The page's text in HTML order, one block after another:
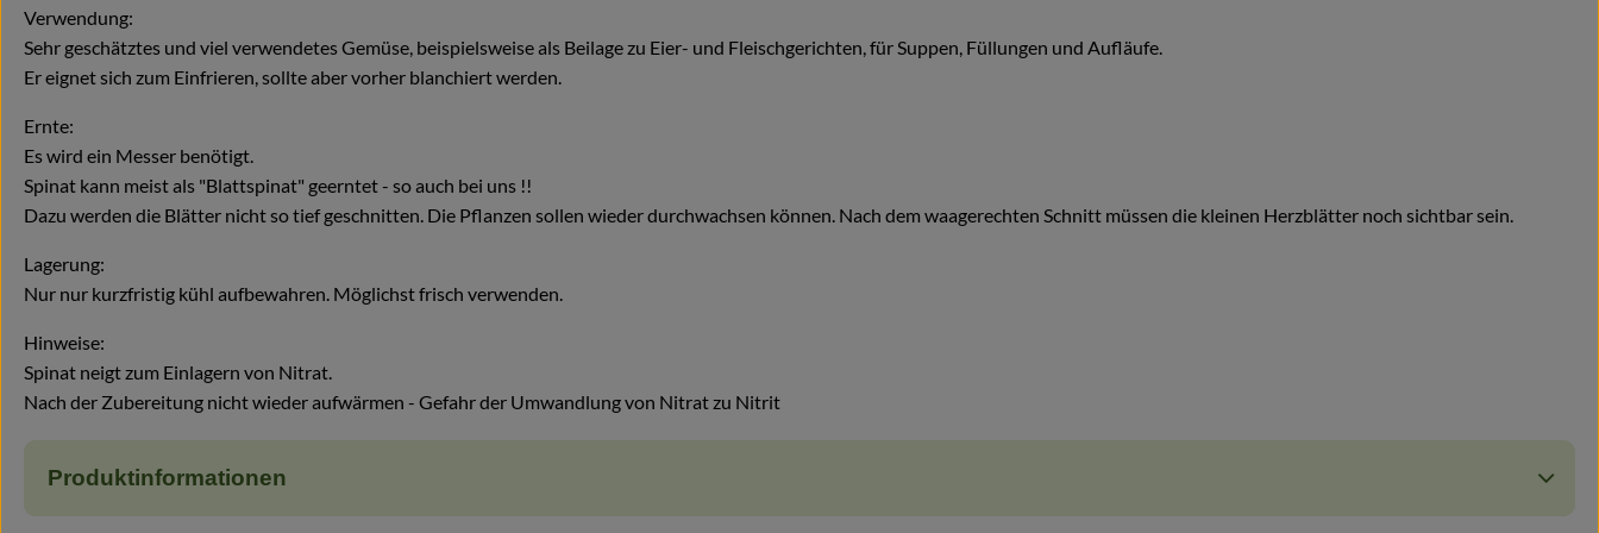
Verwendung:
Sehr geschätztes und viel verwendetes Gemüse, beispielsweise als Beilage zu Eier- und Fleischgerichten, für Suppen, Füllungen und Aufläufe.
Er eignet sich zum Einfrieren, sollte aber vorher blanchiert werden.
Ernte:
Es wird ein Messer benötigt.
Spinat kann meist als "Blattspinat" geerntet - so auch bei uns !!
Dazu werden die Blätter nicht so tief geschnitten. Die Pflanzen sollen wieder durchwachsen können. Nach dem waagerechten Schnitt müssen die kleinen Herzblätter noch sichtbar sein.
Lagerung:
Nur nur kurzfristig kühl aufbewahren. Möglichst frisch verwenden.
Hinweise:
Spinat neigt zum Einlagern von Nitrat.
Nach der Zubereitung nicht wieder aufwärmen - Gefahr der Umwandlung von Nitrat zu Nitrit
Produktinformationen